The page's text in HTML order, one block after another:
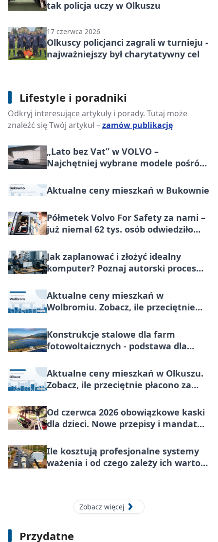
tak policja uczy w Olkuszu
17 czerwca 2026
Olkuscy policjanci zagrali w turnieju -
najważniejszy był charytatywny cel
Lifestyle i poradniki
Odkryj interesujące artykuły i porady. Tutaj może
znaleźć się Twój artykuł –zamów publikację
Nie cena decyduje o skuteczności
artykułu sponsorowanego. Ten błąd
popełnia większość firm
„Lato bez Vat” w VOLVO –
Najchętniej wybrane modele pośród
korzystniej o wartość większą niż VAT
Aktualne ceny mieszkań w Bukownie
Półmetek Volvo For Safety za nami –
już niemal 62 tys. osób odwiedziło
Jak zaplanować i złożyć idealny
komputer? Poznaj autorski proces
Aktualne ceny mieszkań w
Wolbromiu. Zobacz, ile przeciętnie
końca lipca 2026
Konstrukcje stalowe dla farm
fotowoltaicznych - podstawa dla
Aktualne ceny mieszkań w Olkuszu.
Zobacz, ile przeciętnie płacono za
2026
Od czerwca 2026 obowiązkowe kaski
dla dzieci. Nowe przepisy i mandat
Ile kosztują profesjonalne systemy
ważenia i od czego zależy ich wartość
Zobacz więcej
Przydatne